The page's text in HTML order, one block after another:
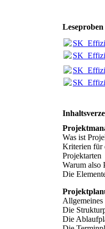
Was ist
Kriterien für
Projektarten
Warum also
Die
Allgemeines
Die
Die